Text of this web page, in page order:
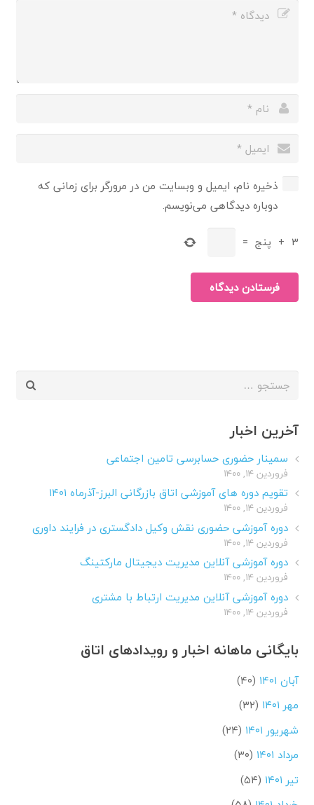
ذخیره نام، ایمیل و وبسایت من در مرورگر برای زمانی که
دوباره دیدگاهی می‌نویسم.
3
+ پنج =
فرستادن دیدگاه
جستجو
آخرین اخبار
سمینار حضوری حسابرسی تامین اجتماعی
فروردین ۱۴, ۱۴۰۰
تقویم دوره های آموزشی اتاق بازرگانی البرز-آذرماه ۱۴۰۱
فروردین ۱۴, ۱۴۰۰
دوره آموزشی حضوری نقش وکیل دادگستری در فرایند داوری
فروردین ۱۴, ۱۴۰۰
دوره آموزشی آنلاین مدیریت دیجیتال مارکتینگ
فروردین ۱۴, ۱۴۰۰
دوره آموزشی آنلاین مدیریت ارتباط با مشتری
فروردین ۱۴, ۱۴۰۰
بایگانی ماهانه اخبار و رویدادهای اتاق
آبان ۱۴۰۱
(۴۰)
مهر ۱۴۰۱
(۳۲)
شهریور ۱۴۰۱
(۲۴)
مرداد ۱۴۰۱
(۳۰)
تیر ۱۴۰۱
(۵۴)